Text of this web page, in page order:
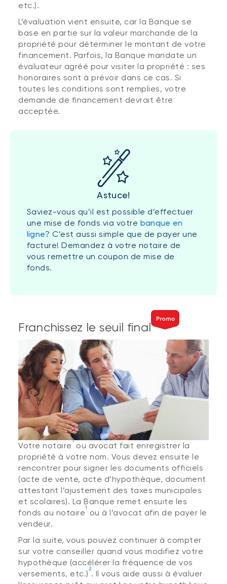
etc.).
L’évaluation vient ensuite, car la Banque se
base en partie sur la valeur marchande de la
propriété pour déterminer le montant de votre
financement. Parfois, la Banque mandate un
évaluateur agréé pour visiter la propriété : ses
honoraires sont à prévoir dans ce cas. Si
toutes les conditions sont remplies, votre
demande de financement devrait être
acceptée.
Astuce!
Saviez-vous qu’il est possible d’effectuer
une mise de fonds via votre banque en
ligne? C’est aussi simple que de payer une
facture! Demandez à votre notaire de
vous remettre un coupon de mise de
fonds.
Franchissez le seuil final
Votre notaire1 ou avocat fait enregistrer la
propriété à votre nom. Vous devez ensuite le
rencontrer pour signer les documents officiels
(acte de vente, acte d’hypothèque, document
attestant l’ajustement des taxes municipales
et scolaires). La Banque remet ensuite les
fonds au notaire1
ou à l’avocat afin de payer le
vendeur.
Par la suite, vous pouvez continuer à compter
sur votre conseiller quand vous modifiez votre
hypothèque (accélérer la fréquence de vos
versements, etc.)2. Il vous aide aussi à évaluer